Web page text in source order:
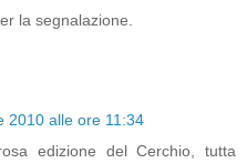
la segnalazione.
2010 alle ore 11:34
edizione del Cerchio, tutta